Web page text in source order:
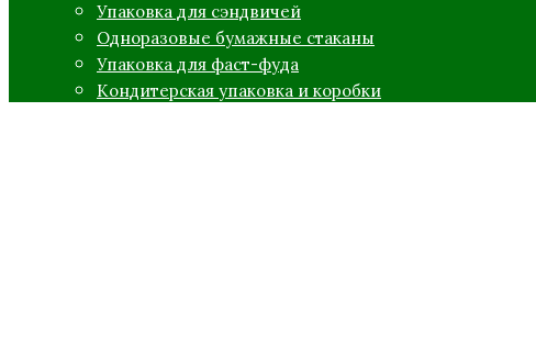
Упаковка для сэндвичей
Одноразовые бумажные стаканы
Упаковка для фаст-фуда
Кондитерская упаковка и коробки